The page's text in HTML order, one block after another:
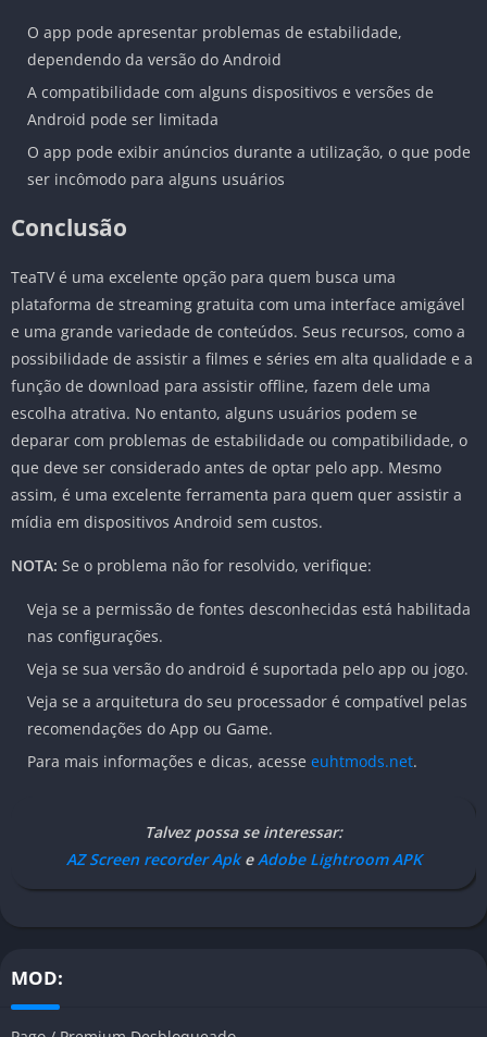
O app pode apresentar problemas de estabilidade,
dependendo da versão do Android
A compatibilidade com alguns dispositivos e versões de
Android pode ser limitada
O app pode exibir anúncios durante a utilização, o que pode
ser incômodo para alguns usuários
Conclusão
TeaTV é uma excelente opção para quem busca uma
plataforma de streaming gratuita com uma interface amigável
e uma grande variedade de conteúdos. Seus recursos, como a
possibilidade de assistir a filmes e séries em alta qualidade e a
função de download para assistir offline, fazem dele uma
escolha atrativa. No entanto, alguns usuários podem se
deparar com problemas de estabilidade ou compatibilidade, o
que deve ser considerado antes de optar pelo app. Mesmo
assim, é uma excelente ferramenta para quem quer assistir a
mídia em dispositivos Android sem custos.
NOTA: Se o problema não for resolvido, verifique:
Veja se a permissão de fontes desconhecidas está habilitada
nas configurações.
Veja se sua versão do android é suportada pelo app ou jogo.
Veja se a arquitetura do seu processador é compatível pelas
recomendações do App ou Game.
Para mais informações e dicas, acesse euhtmods.net.
Talvez possa se interessar:
AZ Screen recorder ApkeAdobe Lightroom APK
MOD: